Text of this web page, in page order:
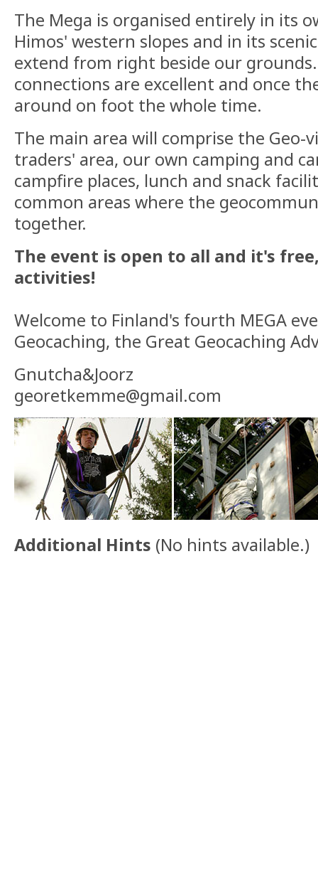
The Mega is organised entirely in its
Himos' western slopes and in its
extend from right beside our
connections are excellent and once
around on foot the whole time.
The main area will comprise the Geo-
traders' area, our own camping and
campfire places, lunch and snack
common areas where the
together.
The event is open to all and it's
activities!
Welcome to Finland's fourth MEGA
Geocaching, the Great Geocaching
Gnutcha&Joorz
georetkemme@gmail.com
Additional Hints (No hints available.)